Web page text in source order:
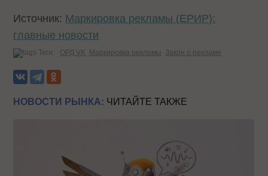
Источник: Маркировка рекламы (ЕРИР):
главные новости
Теги: ОРД VK Маркировка рекламы Закон о рекламе
НОВОСТИ РЫНКА: ЧИТАЙТЕ ТАКЖЕ